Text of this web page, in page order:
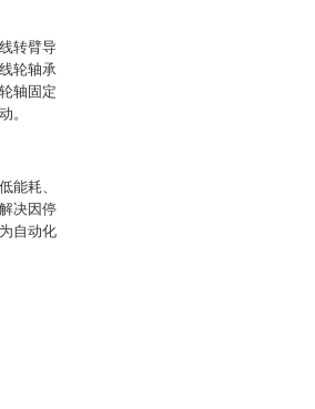
转臂导
轮轴承
轴固定
。
能耗、
决因停
自动化